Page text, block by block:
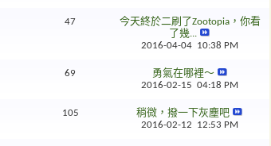
47
今天終於二刷了Zootopia，你看
了幾...
2016-04-04 10:38 PM
69
勇氣在哪裡～
2016-02-15 04:18 PM
105
稍微，撥一下灰塵吧
2016-02-12 12:53 PM